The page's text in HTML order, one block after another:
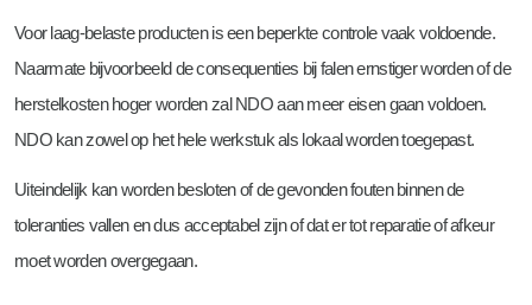
Voor laag-belaste producten is een beperkte controle vaak voldoende.
Naarmate bijvoorbeeld de consequenties bij falen ernstiger worden of de
herstelkosten hoger worden zal NDO aan meer eisen gaan voldoen.
NDO kan zowel op het hele werkstuk als lokaal worden toegepast.
Uiteindelijk kan worden besloten of de gevonden fouten binnen de
toleranties vallen en dus acceptabel zijn of dat er tot reparatie of afkeur
moet worden overgegaan.